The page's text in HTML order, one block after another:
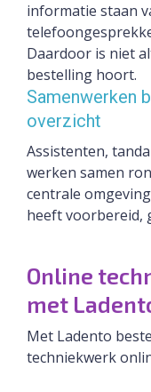
informatie staan
Daardoor is niet
bestelling hoort.
Samenwerken
overzicht
Assistenten,
werken samen
centrale
heeft voorbereid,
Online
met
Met Ladento
techniekwerk